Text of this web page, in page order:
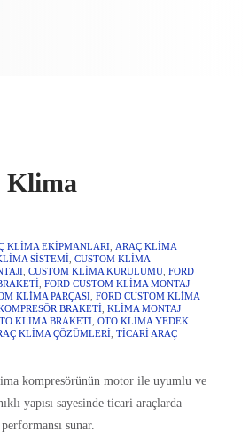
Klima
kompresörünün motor ile uyumlu ve
yapısı sayesinde ticari araçlarda
sunar.
KLIMA EKIPMANLARI, ARAÇ KLIMA
SISTEMI, CUSTOM KLIMA
, CUSTOM KLIMA KURULUMU, FORD
, FORD CUSTOM KLIMA MONTAJ
KLIMA PARÇASI, FORD CUSTOM KLIMA
BRAKETI, KLIMA MONTAJ
KLIMA BRAKETI, OTO KLIMA YEDEK
KLIMA ÇÖZÜMLERI, TICARI ARAÇ